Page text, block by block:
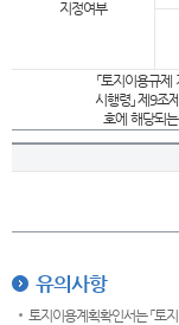
지정여부
「토지이용규제
시행령」 제9조
호에 해당되
유의사항
토지이용계획확인서는 「토